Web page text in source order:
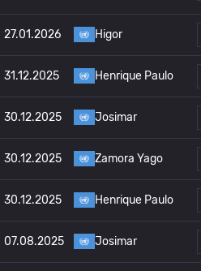
27.01.2026 Higor
31.12.2025 Henrique Paulo
30.12.2025 Josimar
30.12.2025 Zamora Yago
30.12.2025 Henrique Paulo
07.08.2025 Josimar